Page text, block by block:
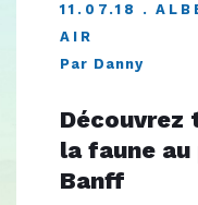
11.07.18
AIR
Par Danny
Découvrez
la faune
Banff